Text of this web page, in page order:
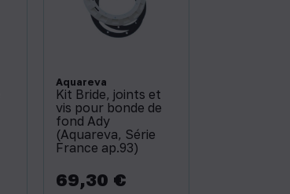
Aquareva
Kit Bride, joints et
vis pour bonde de
fond Ady
(Aquareva, Série
France ap.93)
Prix
69,30 €